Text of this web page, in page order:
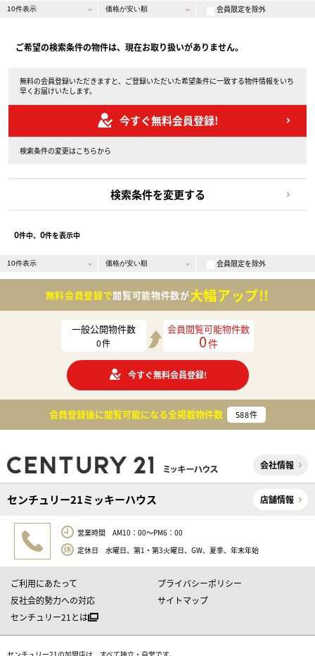
会員限定を除外
ご希望の検索条件の物件は、現在お取り扱いがありません。
無料の会員登録いただきますと、ご登録いただいた希望条件に一致する物件情報をいち
早くお届けいたします。
今すぐ無料会員登録!
検索条件の変更はこちらから
検索条件を変更する
0件中、 0件を表示中
会員限定を除外
無料会員登録で閲覧可能物件数が大幅アップ!!
一般公開物件数
0件
会員閲覧可能物件数
0件
今すぐ無料会員登録!
会員登録後に閲覧可能になる全掲載物件数 588件
会社情報
センチュリー21ミッキーハウス 店舗情報
営業時間 AM10：00～PM6：00
定休日 水曜日、第1・第3火曜日、GW、夏季、年末年始
ご利用にあたって
プライバシーポリシー
反社会的勢力への対応
サイトマップ
センチュリー21とは